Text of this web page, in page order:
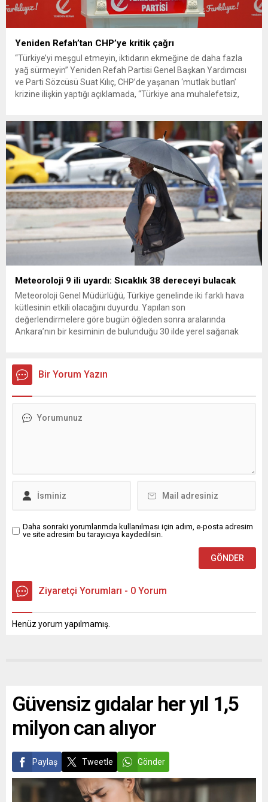
Yeniden Refah’tan CHP’ye kritik çağrı
“Türkiye’yi meşgul etmeyin, iktidarın ekmeğine de daha fazla
yağ sürmeyin” Yeniden Refah Partisi Genel Başkan Yardımcısı
ve Parti Sözcüsü Suat Kılıç, CHP’de yaşanan ‘mutlak butlan’
krizine ilişkin yaptığı açıklamada, “Türkiye ana muhalefetsiz,
olun. Türkiye’yi...
Meteoroloji 9 ili uyardı: Sıcaklık 38 dereceyi bulacak
Meteoroloji Genel Müdürlüğü, Türkiye genelinde iki farklı hava
kütlesinin etkili olacağını duyurdu. Yapılan son
değerlendirmelere göre bugün öğleden sonra aralarında
Ankara’nın bir kesiminin de bulunduğu 30 ilde yerel sağanak
üzerine çıkarak yaz değerlerine ulaşacak. Ayrıca...
Bir Yorum Yazın
Daha sonraki yorumlarımda kullanılması için adım, e-posta adresim
ve site adresim bu tarayıcıya kaydedilsin.
Ziyaretçi Yorumları - 0 Yorum
Henüz yorum yapılmamış.
Güvensiz gıdalar her yıl 1,5
milyon can alıyor
Paylaş Tweetle Gönder